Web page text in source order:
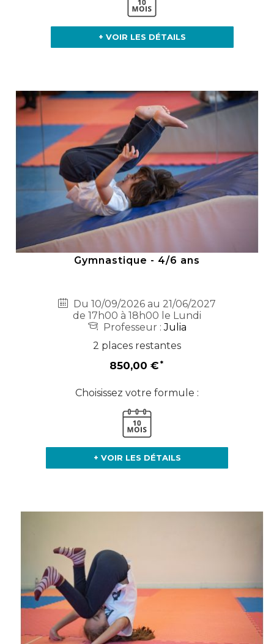
+ VOIR LES DÉTAILS
Gymnastique - 4/6 ans
Du 10/09/2026 au 21/06/2027
de 17h00 à 18h00 le Lundi
Professeur :Julia
2 places restantes
850,00 €
Choisissez votre formule :
+ VOIR LES DÉTAILS